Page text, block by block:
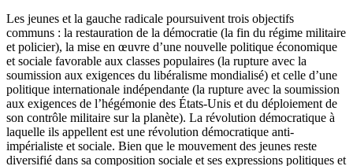
Les jeunes et la gauche radicale poursuivent trois objectifs
communs : la restauration de la démocratie (la fin du régime militaire
et policier), la mise en œuvre d’une nouvelle politique économique
et sociale favorable aux classes populaires (la rupture avec la
soumission aux exigences du libéralisme mondialisé) et celle d’une
politique internationale indépendante (la rupture avec la soumission
aux exigences de l’hégémonie des États-Unis et du déploiement de
son contrôle militaire sur la planète). La révolution démocratique à
laquelle ils appellent est une révolution démocratique anti-
impérialiste et sociale. Bien que le mouvement des jeunes reste
diversifié dans sa composition sociale et ses expressions politiques et